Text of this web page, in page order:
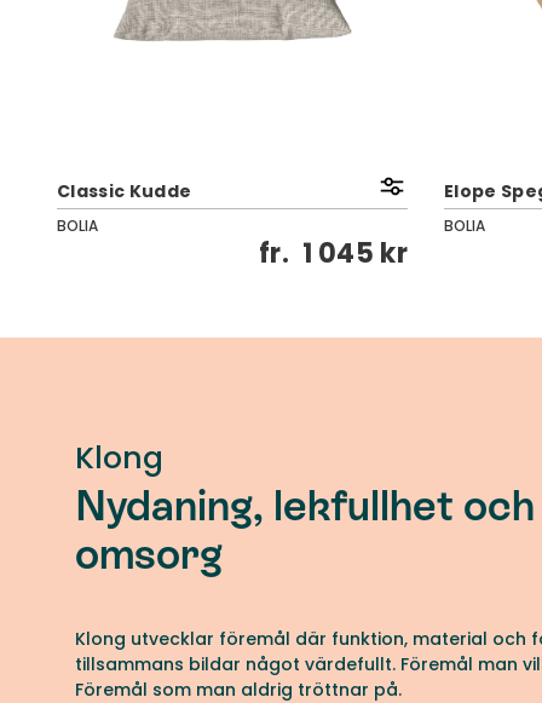
Classic Kudde
BOLIA
fr. 1 045 kr
Elope
BOLIA
Klong
Nydaning, lekfullhet och
omsorg
Klong utvecklar föremål där funktion, material och
tillsammans bildar något värdefullt. Föremål man
Föremål som man aldrig tröttnar på.